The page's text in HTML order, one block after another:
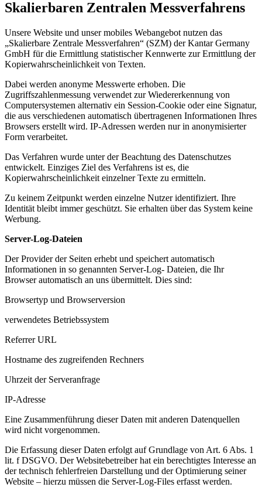
Skalierbaren Zentralen Messverfahrens
Unsere Website und unser mobiles Webangebot nutzen das
„Skalierbare Zentrale Messverfahren“ (SZM) der Kantar Germany
GmbH für die Ermittlung statistischer Kennwerte zur Ermittlung der
Kopierwahrscheinlichkeit von Texten.
Dabei werden anonyme Messwerte erhoben. Die
Zugriffszahlenmessung verwendet zur Wiedererkennung von
Computersystemen alternativ ein Session-Cookie oder eine Signatur,
die aus verschiedenen automatisch übertragenen Informationen Ihres
Browsers erstellt wird. IP-Adressen werden nur in anonymisierter
Form verarbeitet.
Das Verfahren wurde unter der Beachtung des Datenschutzes
entwickelt. Einziges Ziel des Verfahrens ist es, die
Kopierwahrscheinlichkeit einzelner Texte zu ermitteln.
Zu keinem Zeitpunkt werden einzelne Nutzer identifiziert. Ihre
Identität bleibt immer geschützt. Sie erhalten über das System keine
Werbung.
Server-Log-Dateien
Der Provider der Seiten erhebt und speichert automatisch
Informationen in so genannten Server-Log- Dateien, die Ihr
Browser automatisch an uns übermittelt. Dies sind:
Browsertyp und Browserversion
verwendetes Betriebssystem
Referrer URL
Hostname des zugreifenden Rechners
Uhrzeit der Serveranfrage
IP-Adresse
Eine Zusammenführung dieser Daten mit anderen Datenquellen
wird nicht vorgenommen.
Die Erfassung dieser Daten erfolgt auf Grundlage von Art. 6 Abs. 1
lit. f DSGVO. Der Websitebetreiber hat ein berechtigtes Interesse an
der technisch fehlerfreien Darstellung und der Optimierung seiner
Website – hierzu müssen die Server-Log-Files erfasst werden.